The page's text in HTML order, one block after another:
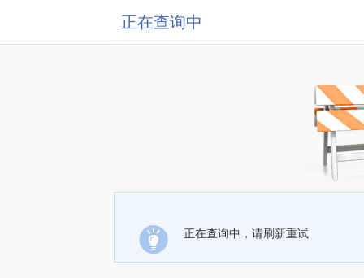
正在查询中
正在查询中，请刷新重试